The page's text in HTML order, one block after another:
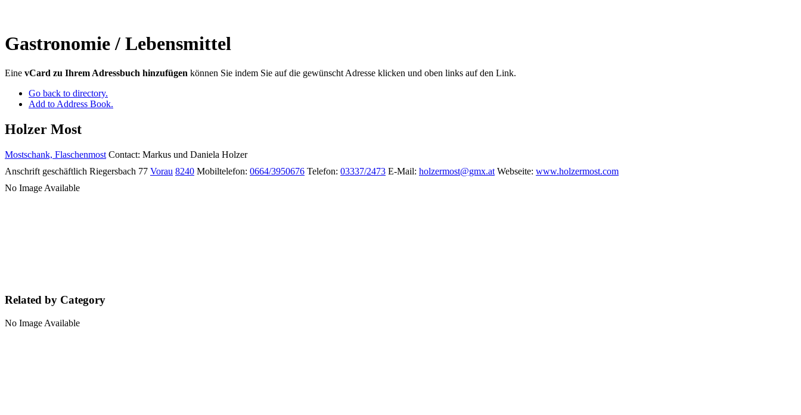
Gastronomie / Lebensmittel
Eine vCard zu Ihrem Adressbuch hinzufügen können Sie indem Sie auf die gewünscht Adresse klicken und oben links auf den Link.
Go back to directory.
Add to Address Book.
Holzer Most
Mostschank, Flaschenmost Contact: Markus und Daniela Holzer
Anschrift geschäftlich Riegersbach 77 Vorau 8240 Mobiltelefon: 0664/3950676 Telefon: 03337/2473 E-Mail: holzermost@gmx.at Webseite: www.holzermost.com
No Image Available
Related by Category
No Image Available